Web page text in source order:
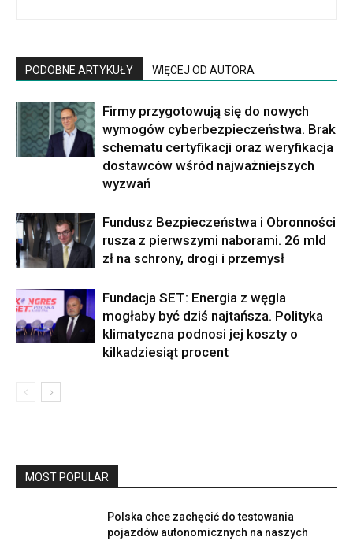
PODOBNE ARTYKUŁY WIĘCEJ OD AUTORA
Firmy przygotowują się do nowych
wymogów cyberbezpieczeństwa. Brak
schematu certyfikacji oraz weryfikacja
dostawców wśród najważniejszych
wyzwań
Fundusz Bezpieczeństwa i Obronności
rusza z pierwszymi naborami. 26 mld
zł na schrony, drogi i przemysł
Fundacja SET: Energia z węgla
mogłaby być dziś najtańsza. Polityka
klimatyczna podnosi jej koszty o
kilkadziesiąt procent
MOST POPULAR
Polska chce zachęcić do testowania
pojazdów autonomicznych na naszych